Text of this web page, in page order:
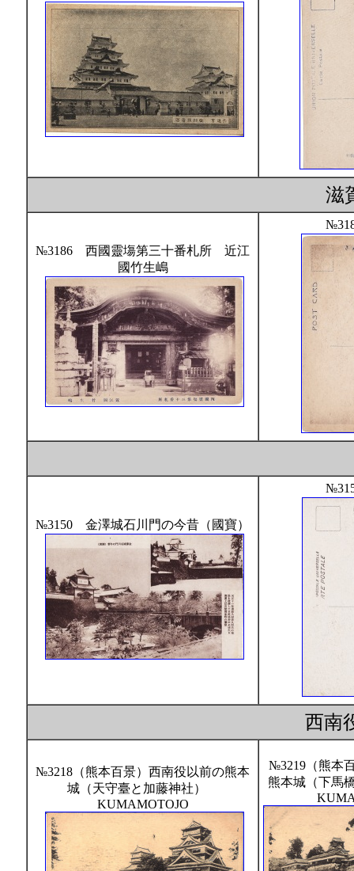
滋
№3186 西國靈塲第三十番札所 近江
國竹生嶋
№3150 金澤城石川門の今昔（國寶）
西南
№3218（熊本百景）西南役以前の熊本
城（天守臺と加藤神社）
KUMAMOTOJO
№3219（熊本
熊本城（下馬